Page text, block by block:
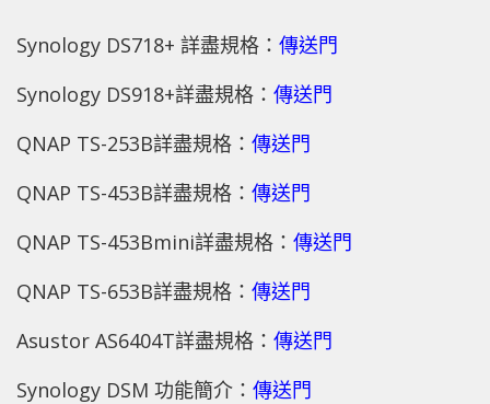
Synology DS718+ 詳盡規格： 傳送門
Synology DS918+詳盡規格： 傳送門
QNAP TS-253B詳盡規格： 傳送門
QNAP TS-453B詳盡規格： 傳送門
QNAP TS-453Bmini詳盡規格： 傳送門
QNAP TS-653B詳盡規格： 傳送門
Asustor AS6404T詳盡規格： 傳送門
Synology DSM 功能簡介： 傳送門